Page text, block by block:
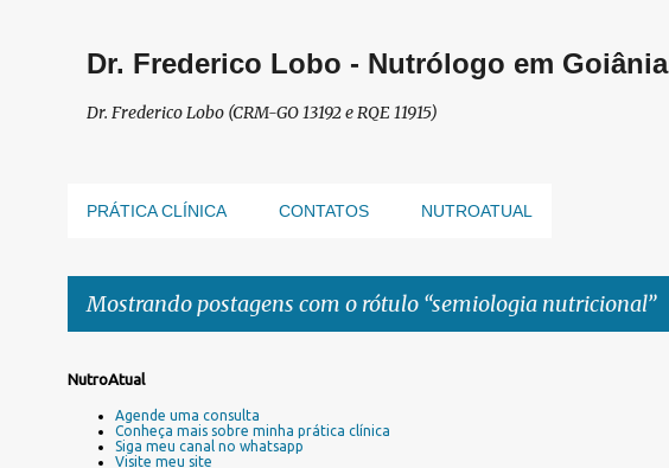
Dr. Frederico Lobo - Nutrólogo em Goiânia
Dr. Frederico Lobo (CRM-GO 13192 e RQE 11915)
PRÁTICA CLÍNICA CONTATOS NUTROATUAL
Mostrando postagens com o rótulo semiologia nutricional
P
NutroAtual
Agende uma consulta
Conheça mais sobre minha prática clínica
Siga meu canal no whatsapp
Visite meu site